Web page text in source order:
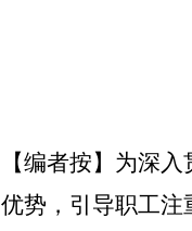
【编者按】
为深入
优势，引导职工注